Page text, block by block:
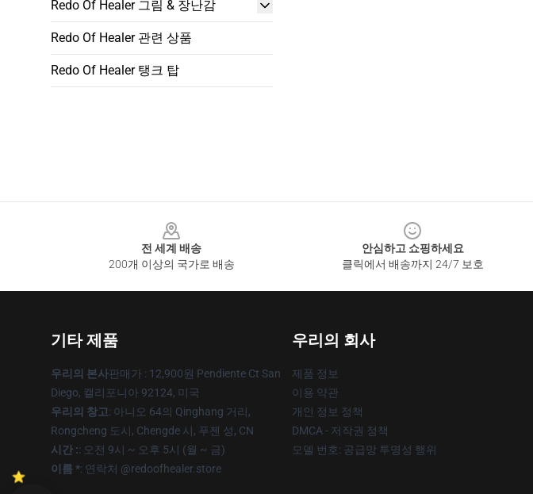
Redo Of Healer 그림 & 장난감
Redo Of Healer 관련 상품
Redo Of Healer 탱크 탑
전 세계 배송
200개 이상의 국가로 배송
안심하고 쇼핑하세요
클릭에서 배송까지 24/7 보호
기타 제품
우리의 본사판매가 : 12,900원 Pendiente Ct San
Diego, 캘리포니아 92124, 미국
우리의 창고: 아니오 64의 Qinghang 거리,
Rongcheng 도시, Chengde 시, 푸젠 성, CN
시간 :: 오전 9시 ~ 오후 5시 (월 ~ 금)
이름 *: 연락처 @redoofhealer.store
우리의 회사
제품 정보
이용 약관
개인 정보 정책
DMCA - 저작권 정책
모델 번호: 공급망 투명성 행위